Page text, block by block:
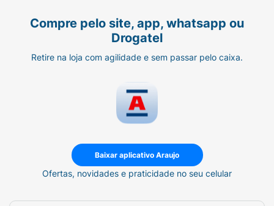
Compre pelo site, app, whatsapp ou
Drogatel
Retire na loja com agilidade e sem passar pelo caixa.
Baixar aplicativo Araujo
Ofertas, novidades e praticidade no seu celular